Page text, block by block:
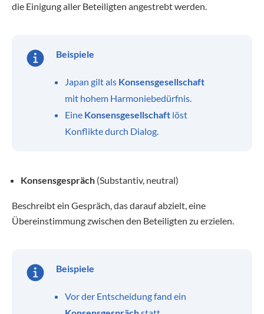
die Einigung aller Beteiligten angestrebt werden.
Beispiele
Japan gilt als Konsensgesellschaft
mit hohem Harmoniebedürfnis.
Eine Konsensgesellschaft löst
Konflikte durch Dialog.
Konsensgespräch (Substantiv, neutral)
Beschreibt ein Gespräch, das darauf abzielt, eine
Übereinstimmung zwischen den Beteiligten zu erzielen.
Beispiele
Vor der Entscheidung fand ein